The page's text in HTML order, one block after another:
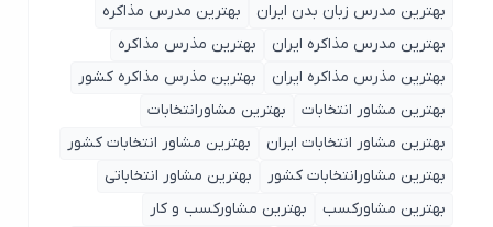
بهترین مدرس زبان بدن ایران
بهترین مدرس مذاکره
بهترین مدرس مذاکره ایران
بهترین مذرس مذاکره
بهترین مذرس مذاکره ایران
بهترین مذرس مذاکره کشور
بهترین مشاور انتخابات
بهترین مشاورانتخابات
بهترین مشاور انتخابات ایران
بهترین مشاور انتخابات کشور
بهترین مشاورانتخابات کشور
بهترین مشاور انتخاباتی
بهترین مشاورکسب
بهترین مشاورکسب و کار